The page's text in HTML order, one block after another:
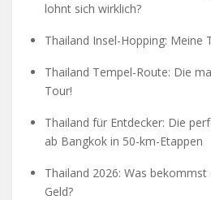
lohnt sich wirklich?
Thailand Insel-Hopping: Meine
Thailand Tempel-Route: Die
Tour!
Thailand für Entdecker: Die
ab Bangkok in 50-km-Etappen
Thailand 2026: Was
Geld?